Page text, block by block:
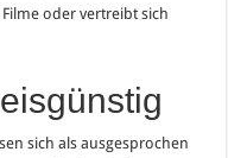
oder vertreibt sich
sich als ausgesprochen